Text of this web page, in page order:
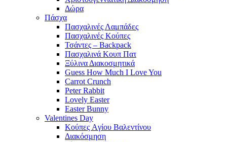
Δώρα
Πάσχα
Πασχαλινές Λαμπάδες
Πασχαλινές Κούπες
Τσάντες – Backpack
Πασχαλινά Κουπ Πατ
Ξύλινα Διακοσμητικά
Guess How Much I Love You
Carrot Crunch
Peter Rabbit
Lovely Easter
Easter Bunny
Valentines Day
Κούπες Aγίου Βαλεντίνου
Διακόσμηση